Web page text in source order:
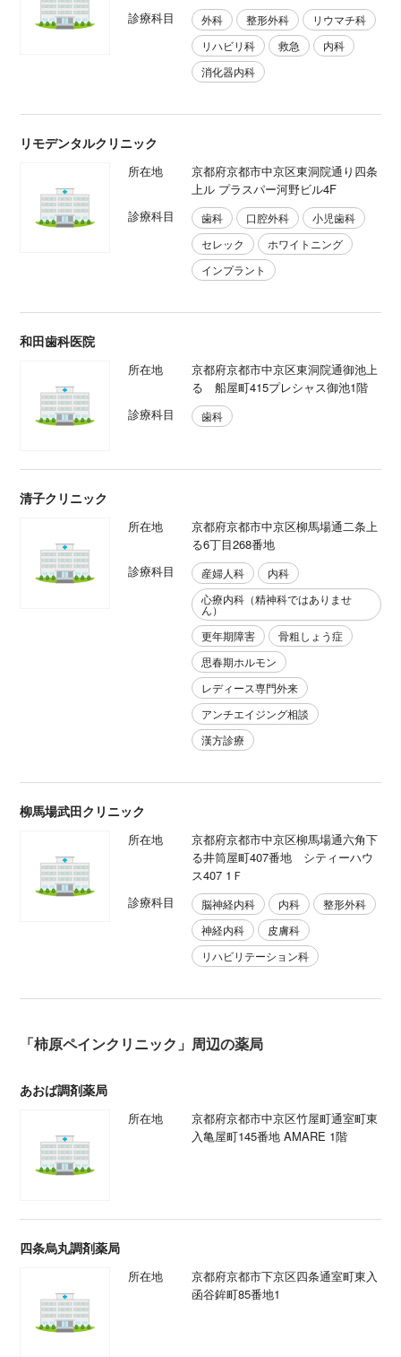
診療科目
外科 整形外科
リウマチ科
リハビリ科
救急
内科
消化器内科
リモデンタルクリニック
所在地
京都府京都市中京区東洞院通り四条
上ル プラスパー河野ビル4F
診療科目
歯科 口腔外科
小児歯科
セレック
ホワイトニング
インプラント
和田歯科医院
所在地
京都府京都市中京区東洞院通御池上
る 船屋町415プレシャス御池1階
診療科目
歯科
清子クリニック
所在地
京都府京都市中京区柳馬場通二条上
る6丁目268番地
診療科目
産婦人科
内科
心療内科（精神科ではありませ
ん）
更年期障害
骨粗しょう症
思春期ホルモン
レディース専門外来
アンチエイジング相談
漢方診療
柳馬場武田クリニック
所在地
京都府京都市中京区柳馬場通六角下
る井筒屋町407番地 シティーハウ
ス407 1Ｆ
診療科目
脳神経内科 内科
整形外科
神経内科
皮膚科
リハビリテーション科
「柿原ペインクリニック」周辺の薬局
あおば調剤薬局
所在地
京都府京都市中京区竹屋町通室町東
入亀屋町145番地 AMARE 1階
四条烏丸調剤薬局
所在地
京都府京都市下京区四条通室町東入
函谷鉾町85番地1